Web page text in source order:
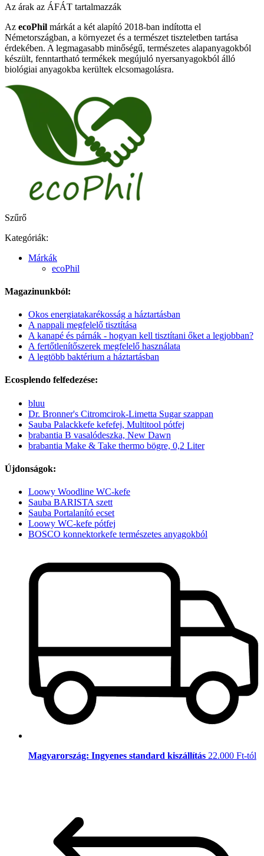
Az árak az ÁFÁT tartalmazzák
Az ecoPhil márkát a két alapító 2018-ban indította el
Németországban, a környezet és a természet tiszteletben tartása
érdekében. A legmagasabb minőségű, természetes alapanyagokból
készült, fenntartható termékek megújuló nyersanyagokból álló
biológiai anyagokba kerültek elcsomagolásra.
Szűrő
Kategóriák:
Márkák
ecoPhil
Magazinunkból:
Okos energiatakarékosság a háztartásban
A nappali megfelelő tisztítása
A kanapé és párnák - hogyan kell tisztítani őket a legjobban?
A fertőtlenítőszerek megfelelő használata
A legtöbb baktérium a háztartásban
Ecosplendo felfedezése:
bluu
Dr. Bronner's Citromcirok-Limetta Sugar szappan
Sauba Palackkefe kefefej, Multitool pótfej
brabantia B vasalódeszka, New Dawn
brabantia Make & Take thermo bögre, 0,2 Liter
Újdonságok:
Loowy Woodline WC-kefe
Sauba BARISTA szett
Sauba Portalanító ecset
Loowy WC-kefe pótfej
BOSCO konnektorkefe természetes anyagokból
Magyarország: Ingyenes standard kiszállítás 22.000 Ft-tól